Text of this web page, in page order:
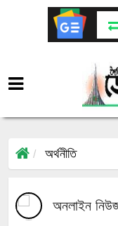
অর্থনীতি
অনলাইন